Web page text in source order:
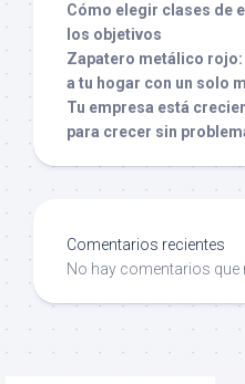
Cómo elegir clases de
los objetivos
Zapatero metálico
a tu hogar con un solo
Tu empresa está
para crecer sin
Comentarios recientes
No hay comentarios que